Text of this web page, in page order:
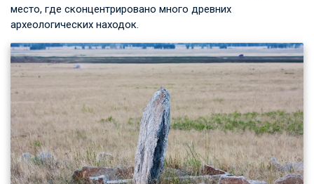
место, где сконцентрировано много древних
археологических находок.